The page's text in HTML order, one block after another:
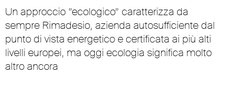
Un approccio “ecologico” caratterizza da
sempre Rimadesio, azienda autosufficiente dal
punto di vista energetico e certificata ai più alti
livelli europei, ma oggi ecologia significa molto
altro ancora